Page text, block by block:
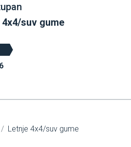
suv gume
Letnje 4x4/suv gume